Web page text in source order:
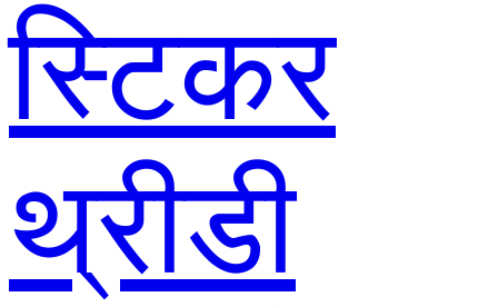
स्टिकर
थ्रीडी